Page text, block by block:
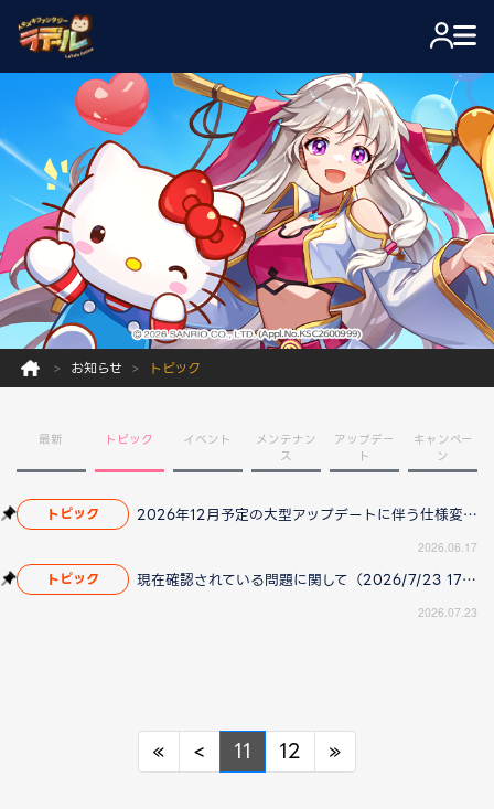
お知らせ トピック
最新 トピック イベント
メンテナン
ス
アップデー
ト
キャンペー
ン
トピック 2026年12月予定の大型アップデートに伴う仕様変更のお知らせ
2026.06.17
トピック 現在確認されている問題に関して（2026/7/23 17:00更新）
2026.07.23
« Previous
< Previous
11 12 »